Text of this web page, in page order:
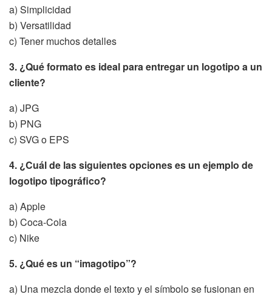
a) Simplicidad
b) Versatilidad
c) Tener muchos detalles
3. ¿Qué formato es ideal para entregar un logotipo a un
cliente?
a) JPG
b) PNG
c) SVG o EPS
4. ¿Cuál de las siguientes opciones es un ejemplo de
logotipo tipográfico?
a) Apple
b) Coca-Cola
c) Nike
5. ¿Qué es un “imagotipo”?
a) Una mezcla donde el texto y el símbolo se fusionan en